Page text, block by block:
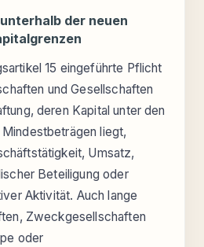
der neuen
15 eingeführte Pflicht
und Gesellschaften
deren Kapital unter den
liegt,
Umsatz,
Beteiligung oder
Aktivität. Auch lange
Zweckgesellschaften
oder